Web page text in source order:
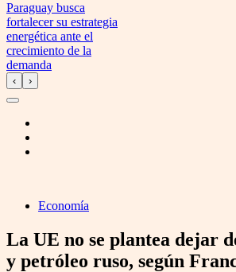
Paraguay busca
fortalecer su estrategia
energética ante el
crecimiento de la
demanda
‹ ›
Economía
La UE no se plantea dejar
y petróleo ruso, según